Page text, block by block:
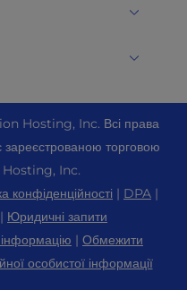
Hosting, Inc. Всі права
торговою
Inc.
конфіденційності | DPA |
| Юридичні запити
| Обмежити
особистої інформації